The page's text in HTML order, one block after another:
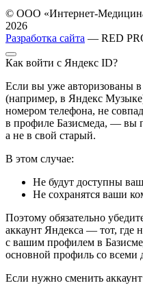
© ООО «Интернет-
2026
Разработка сайта — RED
Как войти с Яндекс ID?
Если вы уже авторизованы
(например, в Яндекс
номером телефона, не
в профиле Базисмеда, — вы
а не в свой старый.
В этом случае:
Не будут доступны
Не сохранятся ваши
Поэтому обязательно
аккаунт Яндекса — тот, где
с вашим профилем в
основной профиль со всеми
Если нужно сменить